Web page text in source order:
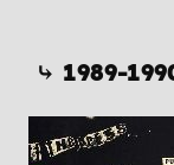
⤷ 1989-